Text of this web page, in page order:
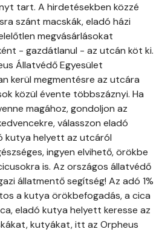
tart. A hirdetésekben közzé
szánt macskák, eladó házi
megvásárlásokat
- gazdátlanul - az utcán köt ki.
Állatvédő Egyesület
kerül megmentésre az utcára
közül évente többszáznyi. Ha
magához, gondoljon az
válasszon eladó
kutya helyett az utcáról
ingyen elvihető, örökbe
is. Az országos állatvédő
állatmentő segítség! Az adó 1%
a kutya örökbefogadás, a cica
eladó kutya helyett keresse az
kutyákat, itt az Orpheus